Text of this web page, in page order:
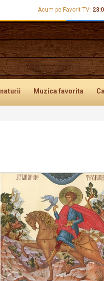
Acum pe Favorit TV:
naturii Muzica favorita